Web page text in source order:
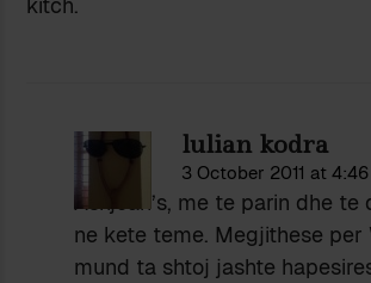
kitch.
lulian kodra
3 October 2011 at
Asnjean’s, me te parin dhe
ne kete teme. Megjithese per
mund ta shtoj jashte